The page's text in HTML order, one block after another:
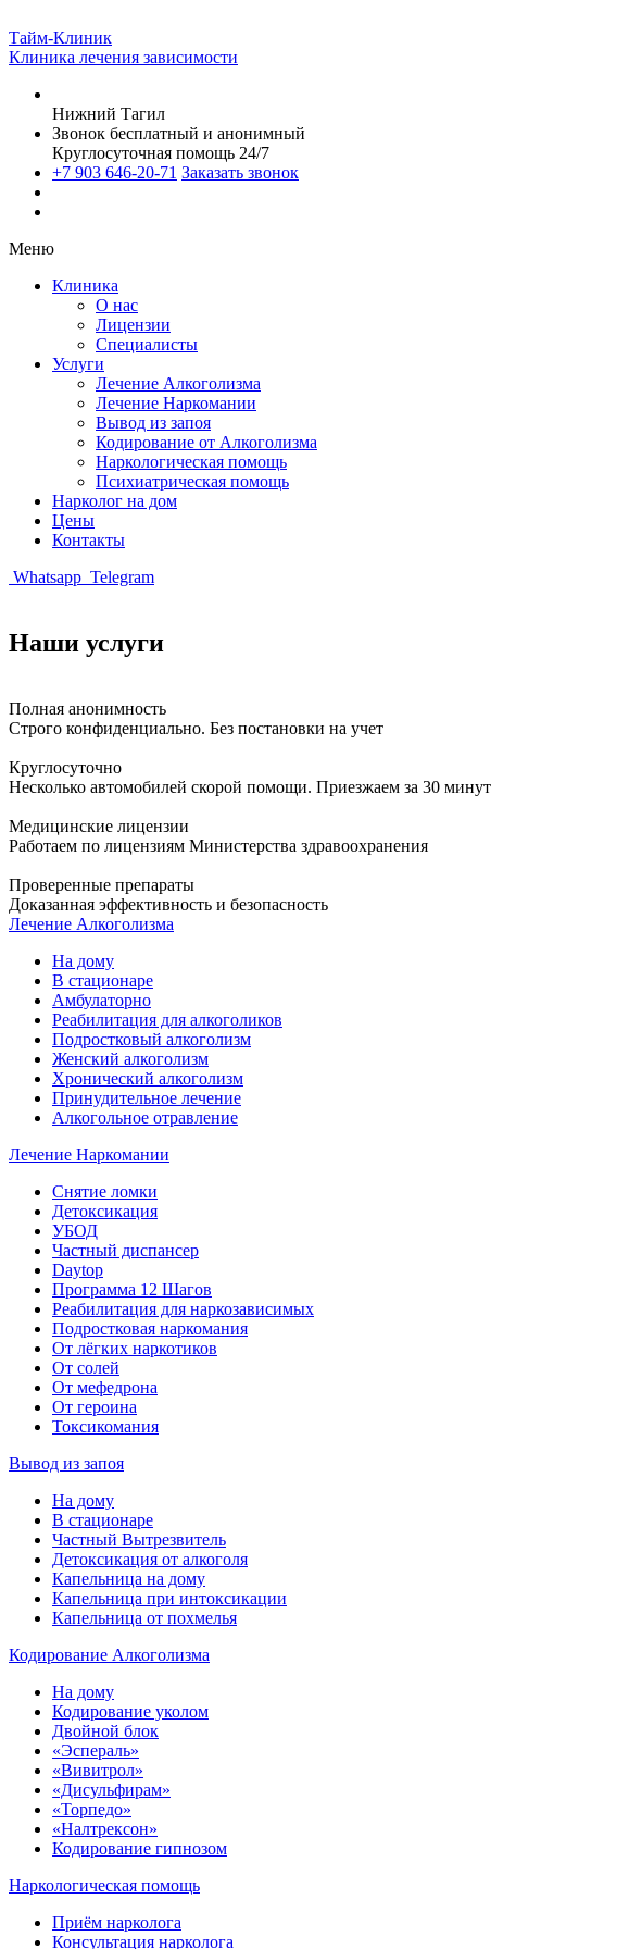
Тайм-Клиник
Клиника лечения зависимости
Нижний Тагил
Звонок бесплатный и анонимный
Круглосуточная помощь 24/7
+7 903 646-20-71 Заказать звонок
Меню
Клиника
О нас
Лицензии
Специалисты
Услуги
Лечение Алкоголизма
Лечение Наркомании
Вывод из запоя
Кодирование от Алкоголизма
Наркологическая помощь
Психиатрическая помощь
Нарколог на дом
Цены
Контакты
Whatsapp Telegram
Наши услуги
Полная анонимность
Строго конфиденциально. Без постановки на учет
Круглосуточно
Несколько автомобилей скорой помощи. Приезжаем за 30 минут
Медицинские лицензии
Работаем по лицензиям Министерства здравоохранения
Проверенные препараты
Доказанная эффективность и безопасность
Лечение Алкоголизма
На дому
В стационаре
Амбулаторно
Реабилитация для алкоголиков
Подростковый алкоголизм
Женский алкоголизм
Хронический алкоголизм
Принудительное лечение
Алкогольное отравление
Лечение Наркомании
Снятие ломки
Детоксикация
УБОД
Частный диспансер
Daytop
Программа 12 Шагов
Реабилитация для наркозависимых
Подростковая наркомания
От лёгких наркотиков
От солей
От мефедрона
От героина
Токсикомания
Вывод из запоя
На дому
В стационаре
Частный Вытрезвитель
Детоксикация от алкоголя
Капельница на дому
Капельница при интоксикации
Капельница от похмелья
Кодирование Алкоголизма
На дому
Кодирование уколом
Двойной блок
«Эспераль»
«Вивитрол»
«Дисульфирам»
«Торпедо»
«Налтрексон»
Кодирование гипнозом
Наркологическая помощь
Приём нарколога
Консультация нарколога